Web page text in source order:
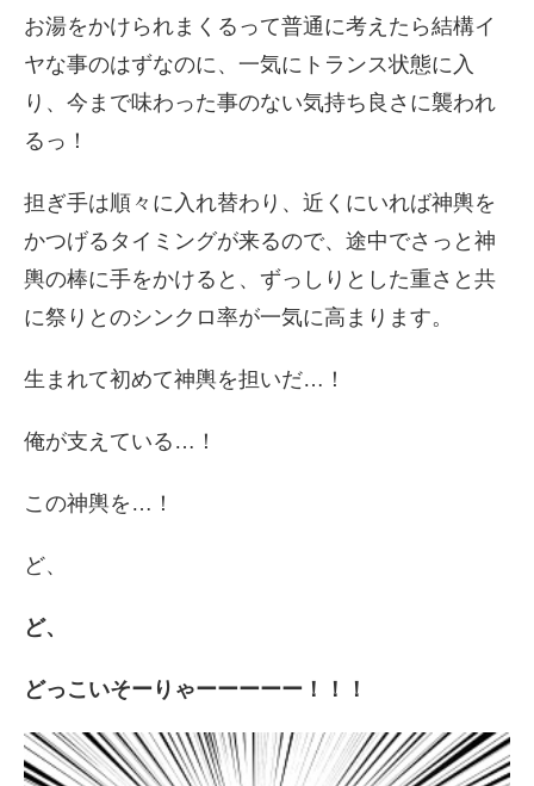
お湯をかけられまくるって普通に考えたら結構イ
ヤな事のはずなのに、一気にトランス状態に入
り、 今まで味わった事のない気持ち良さに襲われ
るっ！
担ぎ手は順々に入れ替わり、 近くにいれば神輿を
かつげるタイミングが来るので、 途中でさっと神
輿の棒に手をかけると、 ずっしりとした重さと共
に祭りとのシンクロ率が一気に高まり ます。
生まれて初めて神輿を担いだ…！
俺が支えている…！
この神輿を…！
ど、
ど、
どっこいそーりゃーーーーー！！！